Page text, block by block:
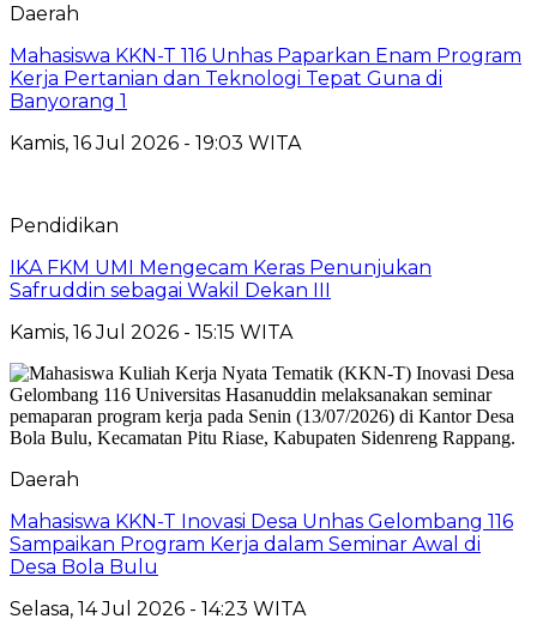
Daerah
Mahasiswa KKN-T 116 Unhas Paparkan Enam Program
Kerja Pertanian dan Teknologi Tepat Guna di
Banyorang 1
Kamis, 16 Jul 2026 - 19:03 WITA
Pendidikan
IKA FKM UMI Mengecam Keras Penunjukan
Safruddin sebagai Wakil Dekan III
Kamis, 16 Jul 2026 - 15:15 WITA
Daerah
Mahasiswa KKN-T Inovasi Desa Unhas Gelombang 116
Sampaikan Program Kerja dalam Seminar Awal di
Desa Bola Bulu
Selasa, 14 Jul 2026 - 14:23 WITA